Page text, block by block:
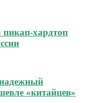
хардтоп
«китайцев»